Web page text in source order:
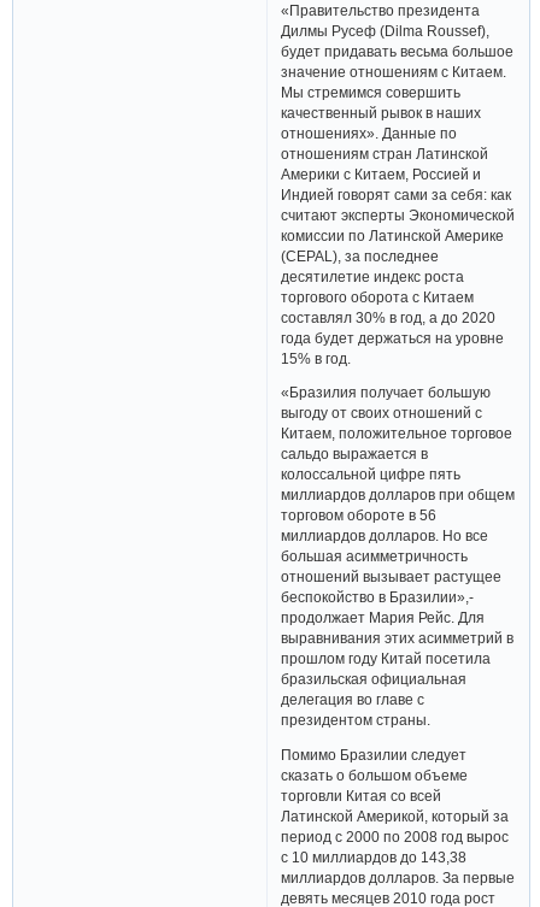
«Правительство президента
Дилмы Русеф (Dilma Roussef),
будет придавать весьма большое
значение отношениям с Китаем.
Мы стремимся совершить
качественный рывок в наших
отношениях». Данные по
отношениям стран Латинской
Америки с Китаем, Россией и
Индией говорят сами за себя: как
считают эксперты Экономической
комиссии по Латинской Америке
(CEPAL), за последнее
десятилетие индекс роста
торгового оборота с Китаем
составлял 30% в год, а до 2020
года будет держаться на уровне
15% в год.
«Бразилия получает большую
выгоду от своих отношений с
Китаем, положительное торговое
сальдо выражается в
колоссальной цифре пять
миллиардов долларов при общем
торговом обороте в 56
миллиардов долларов. Но все
большая асимметричность
отношений вызывает растущее
беспокойство в Бразилии»,-
продолжает Мария Рейс. Для
выравнивания этих асимметрий в
прошлом году Китай посетила
бразильская официальная
делегация во главе с
президентом страны.
Помимо Бразилии следует
сказать о большом объеме
торговли Китая со всей
Латинской Америкой, который за
период с 2000 по 2008 год вырос
с 10 миллиардов до 143,38
миллиардов долларов. За первые
девять месяцев 2010 года рост